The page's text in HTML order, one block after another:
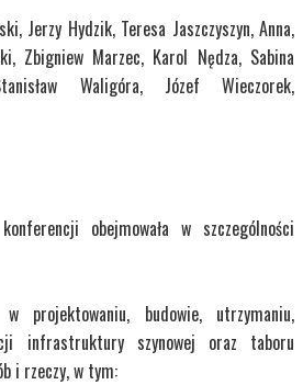
Jerzy Hydzik, Teresa Jaszczyszyn, Anna,
Zbigniew Marzec, Karol Nędza, Sabina
Waligóra, Józef Wieczorek,
obejmowała w szczególności
w projektowaniu, budowie, utrzymaniu,
infrastruktury szynowej oraz taboru
i rzeczy, w tym: